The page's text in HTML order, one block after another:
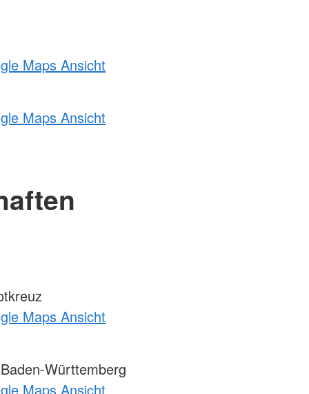
Maps Ansicht
Maps Ansicht
Maps Ansicht
Württemberg
Maps Ansicht